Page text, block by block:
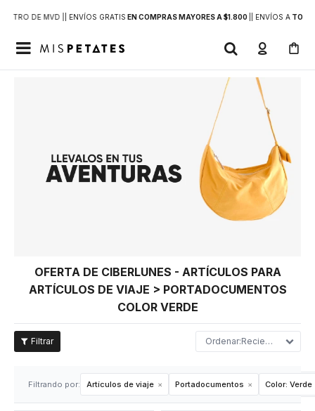
DE MVD | | ENVÍOS GRATIS EN COMPRAS MAYORES A $1.800 | ENVÍOS ATODO

OFERTA DE CIBERLUNES - ARTÍCULOS PARA
ARTÍCULOS DE VIAJE > PORTADOCUMENTOS
COLOR VERDE
Recientes
Filtrando por: Artículos de viaje Portadocumentos Color: Verde